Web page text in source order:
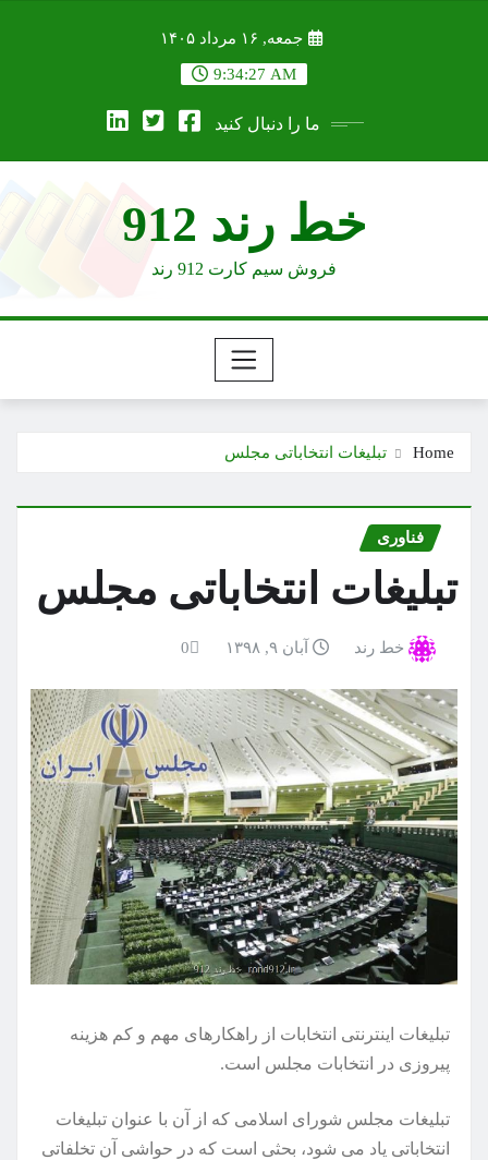
جمعه, ۱۶ مرداد ۱۴۰۵
9:34:28 AM
ما را دنبال کنید
خط رند 912
فروش سیم کارت 912 رند
Home تبلیغات انتخاباتی مجلس
فناوری
تبلیغات انتخاباتی مجلس
خط رند آبان ۹, ۱۳۹۸ 0
تبلیغات اینترنتی انتخابات از راهکارهای مهم و کم هزینه
پیروزی در انتخابات مجلس است.
تبلیغات مجلس شورای اسلامی که از آن با عنوان تبلیغات
انتخاباتی یاد می شود، بحثی است که در حواشی آن تخلفاتی